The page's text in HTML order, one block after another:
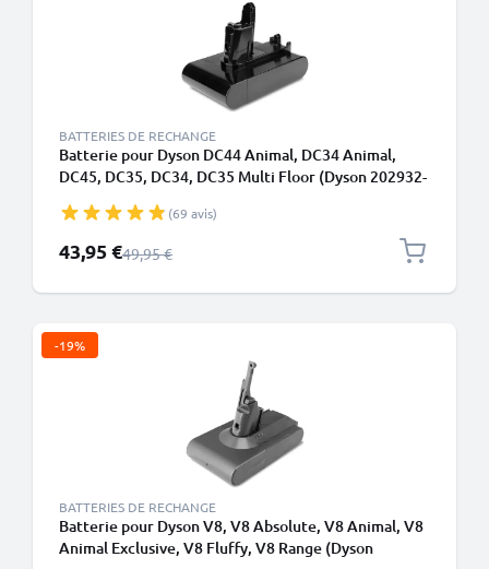
BATTERIES DE RECHANGE
Batterie pour Dyson DC44 Animal, DC34 Animal,
DC45, DC35, DC34, DC35 Multi Floor (Dyson 202932-
(69 avis)
Prix spécial
43,95 €Prix normal
49,95 €
-19%
BATTERIES DE RECHANGE
Batterie pour Dyson V8, V8 Absolute, V8 Animal, V8
Animal Exclusive, V8 Fluffy, V8 Range (Dyson